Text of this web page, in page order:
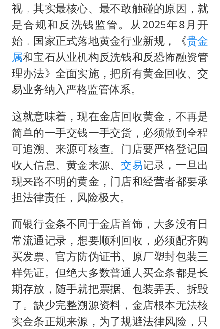
视，其实最核心、最不敢触碰的原因，就
是合规和反洗钱监管。从2025年8月开
始，国家正式落地黄金行业新规，《贵金
属和宝石从业机构反洗钱和反恐怖融资管
理办法》全面实施，把所有黄金回收、交
易业务纳入严格监管体系。
这就意味着，现在金店回收黄金，不再是
简单的一手交钱一手交货，必须做到全程
可追溯、来源可核查。门店要严格登记回
收人信息、黄金来源、交易记录，一旦出
现来路不明的黄金，门店和经营者都要承
担法律责任，风险极大。
而银行金条不同于金店首饰，大多没有日
常流通记录，想要顺利回收，必须配齐购
买发票、官方防伪证书、原厂塑封包装三
样凭证。但绝大多数普通人买金条都是长
期存放，随手就把票据、包装弄丢、拆毁
了。缺少完整溯源资料，金店根本无法核
实金条正规来源，为了规避法律风险，只